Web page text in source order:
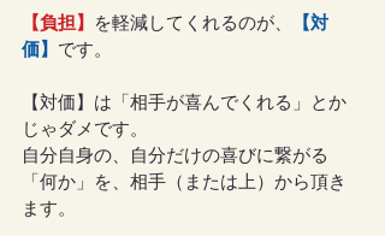
【負担】 を軽減してくれるのが、
【対
価】 です。
【対価】は「相手が喜んでくれる」とか
じゃダメです。
自分自身の、自分だけの喜びに繋がる
「何か」を、相手（または上）から頂き
ます。